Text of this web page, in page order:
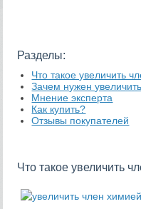
Разделы:
Что такое увеличить
Зачем нужен
Мнение эксперта
Как купить?
Отзывы покупателей
Что такое увеличить